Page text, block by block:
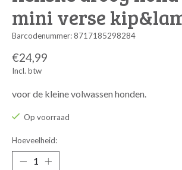
mini verse
Barcodenummer: 8717185298284
€24,99
Incl. btw
voor de kleine volwassen honden.
Op voorraad
Hoeveelheid: